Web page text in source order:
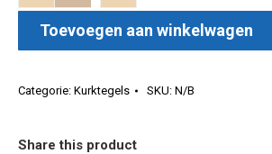
Toevoegen aan winkelwagen
Categorie: Kurktegels SKU: N/B
Share this product